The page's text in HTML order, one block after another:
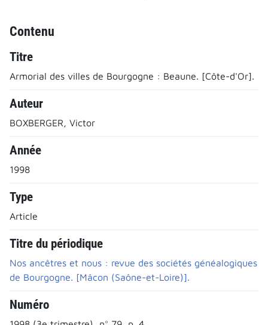
Contenu
Titre
Armorial des villes de Bourgogne : Beaune. [Côte-d'Or].
Auteur
BOXBERGER, Victor
Année
1998
Type
Article
Titre du périodique
Nos ancêtres et nous : revue des sociétés généalogiques
de Bourgogne. [Mâcon (Saône-et-Loire)].
Numéro